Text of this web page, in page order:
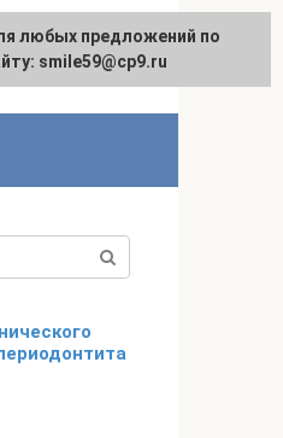
любых предложений по
smile59@cp9.ru